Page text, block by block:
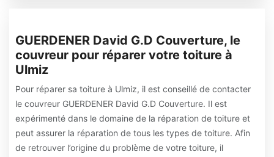
GUERDENER David G.D Couverture, le
couvreur pour réparer votre toiture à
Ulmiz
Pour réparer sa toiture à Ulmiz, il est conseillé de contacter
le couvreur GUERDENER David G.D Couverture. Il est
expérimenté dans le domaine de la réparation de toiture et
peut assurer la réparation de tous les types de toiture. Afin
de retrouver l’origine du problème de votre toiture, il